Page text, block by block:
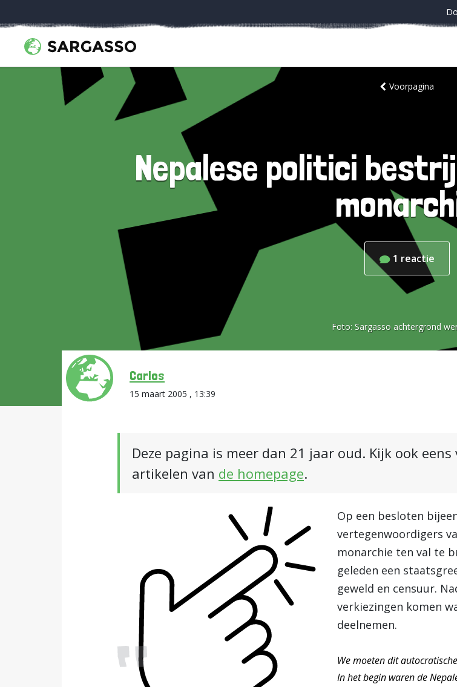
Voorpagina
Nepalese politici
1 reactie
Foto: Sargasso achtergrond
Carlos
15 maart 2005 , 13:39
Deze pagina is meer dan 21 jaar oud. Kijk ook
artikelen van de homepage.
Op een besloten
vertegenwoordigers
monarchie ten val te
geleden een
geweld en censuur.
verkiezingen komen
deelnemen.
We moeten dit
In het begin waren de